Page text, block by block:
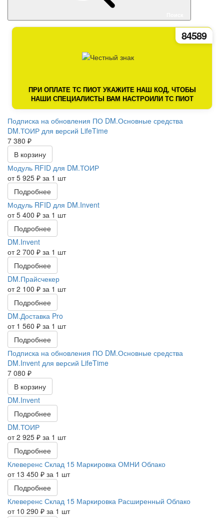
84589
ПРИ ОПЛАТЕ ТС ПИОТ УКАЖИТЕ НАШ КОД, ЧТОБЫ
НАШИ СПЕЦИАЛИСТЫ ВАМ НАСТРОИЛИ ТС ПИОТ
Подписка на обновления ПО DM.Основные средства
DM.ТОИР для версий LifeTime
7 380 ₽
В корзину
Модуль RFID для DM.ТОИР
от 5 925 ₽ за 1 шт
Подробнее
Модуль RFID для DM.Invent
от 5 400 ₽ за 1 шт
Подробнее
DM.Invent
от 2 700 ₽ за 1 шт
Подробнее
DM.Прайсчекер
от 2 100 ₽ за 1 шт
Подробнее
DM.Доставка Pro
от 1 560 ₽ за 1 шт
Подробнее
Подписка на обновления ПО DM.Основные средства
DM.Invent для версий LifeTime
7 080 ₽
В корзину
DM.Invent
Подробнее
DM.ТОИР
от 2 925 ₽ за 1 шт
Подробнее
Клеверенс Склад 15 Маркировка ОМНИ Облако
от 13 450 ₽ за 1 шт
Подробнее
Клеверенс Склад 15 Маркировка Расширенный Облако
от 10 290 ₽ за 1 шт